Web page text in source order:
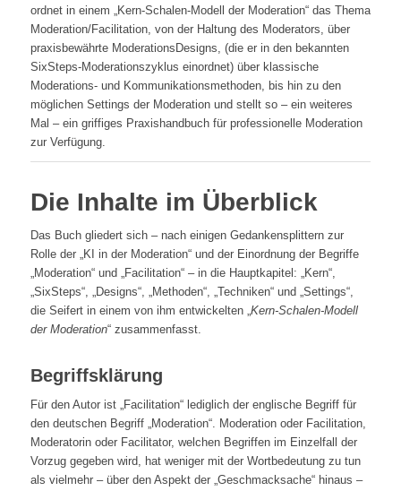
ordnet in einem „Kern-Schalen-Modell der Moderation“ das Thema
Moderation/Facilitation, von der Haltung des Moderators, über
praxisbewährte ModerationsDesigns, (die er in den bekannten
SixSteps-Moderationszyklus einordnet) über klassische
Moderations- und Kommunikationsmethoden, bis hin zu den
möglichen Settings der Moderation und stellt so – ein weiteres
Mal – ein griffiges Praxishandbuch für professionelle Moderation
zur Verfügung.
Die Inhalte im Überblick
Das Buch gliedert sich – nach einigen Gedankensplittern zur
Rolle der „KI in der Moderation“ und der Einordnung der Begriffe
„Moderation“ und „Facilitation“ – in die Hauptkapitel: „Kern“,
„SixSteps“, „Designs“, „Methoden“, „Techniken“ und „Settings“,
die Seifert in einem von ihm entwickelten „Kern-Schalen-Modell
der Moderation“ zusammenfasst.
Begriffsklärung
Für den Autor ist „Facilitation“ lediglich der englische Begriff für
den deutschen Begriff „Moderation“. Moderation oder Facilitation,
Moderatorin oder Facilitator, welchen Begriffen im Einzelfall der
Vorzug gegeben wird, hat weniger mit der Wortbedeutung zu tun
als vielmehr – über den Aspekt der „Geschmacksache“ hinaus –